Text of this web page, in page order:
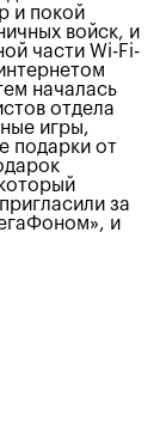
и покой
войск, и
части Wi-Fi-
началась
отдела
игры,
подарки от
за
и